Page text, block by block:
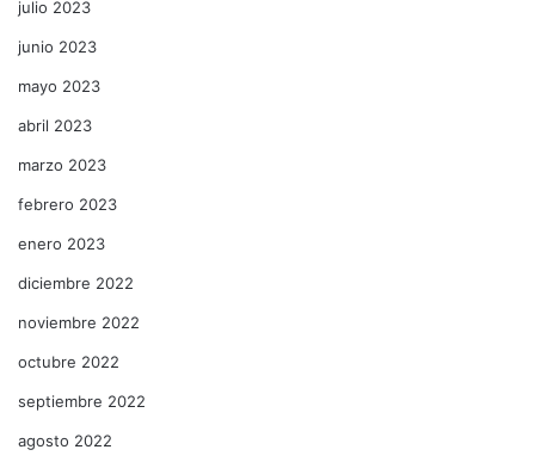
julio 2023
junio 2023
mayo 2023
abril 2023
marzo 2023
febrero 2023
enero 2023
diciembre 2022
noviembre 2022
octubre 2022
septiembre 2022
agosto 2022